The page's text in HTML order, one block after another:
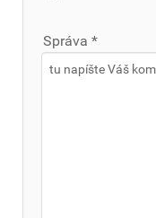
Správa *